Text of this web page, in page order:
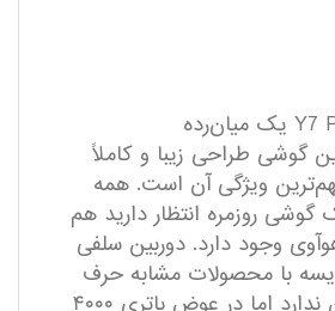
گوشی Y7 Prime 2019 یک میان‌رده
گوشی طراحی زیبا و کاملاً
ویژگی آن است. همه
روزمره انتظار دارید هم
وجود دارد. دوربین سلفی
با محصولات مشابه حرف
چندانی برای گفتن ندارد اما در عوض باتری ۴۰۰۰